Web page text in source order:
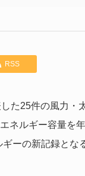
RSS
た25件の風力
ネルギー容量を
ーの新記録とな